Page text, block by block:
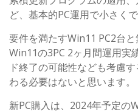
ど、基本的PC運用で小さくで
要件を満たすWin11 PC2台
Win11の3PC 2ヶ月間運用実
ド終了の可能性なども考慮
わる必要はないと思います。
新PC購入は、2024年予定の